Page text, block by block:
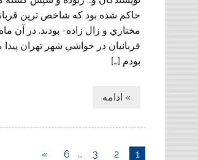
حاكم شده بود كه شاخص ترين
مختاري و زال زاده- بودند. در آن
قربانيان در حواشي شهر تهران
بودم […]
» ادامه
1
2
3
…
6
»